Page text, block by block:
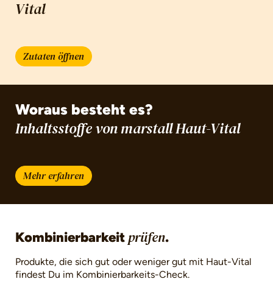
Vital
Zutaten öffnen
Woraus besteht es?
Inhaltsstoffe von marstall Haut-Vital
Mehr erfahren
Kombinierbarkeitprüfen.
Produkte, die sich gut oder weniger gut mit Haut-Vital
findest Du im Kombinierbarkeits-Check.